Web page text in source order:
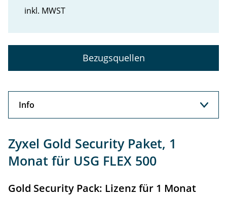
inkl. MWST
Bezugsquellen
Info
Support
Zyxel Gold Security Paket, 1
Monat für USG FLEX 500
Gold Security Pack: Lizenz für 1 Monat